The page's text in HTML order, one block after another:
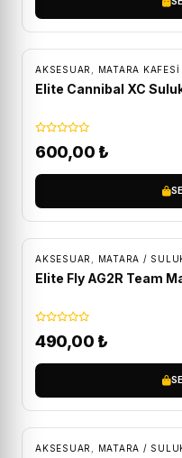
AKSESUAR MATARA
Elite Cannibal XC
600,00 ₺
AKSESUAR MATARA /
Elite Fly AG2R Team
490,00 ₺
AKSESUAR MATARA /